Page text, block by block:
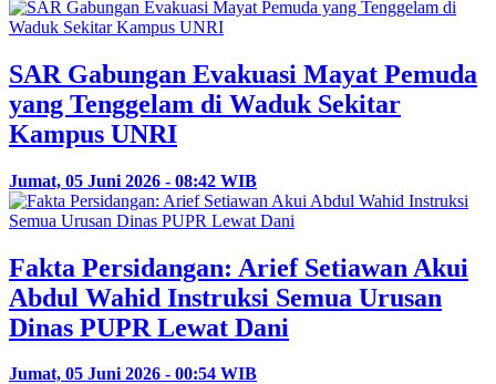
SAR Gabungan Evakuasi Mayat Pemuda
yang Tenggelam di Waduk Sekitar
Kampus UNRI
Jumat, 05 Juni 2026 - 08:42 WIB
Fakta Persidangan: Arief Setiawan Akui
Abdul Wahid Instruksi Semua Urusan
Dinas PUPR Lewat Dani
Jumat, 05 Juni 2026 - 00:54 WIB